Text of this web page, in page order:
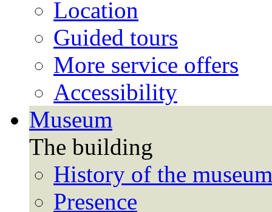
Location
Guided tours
More service offers
Accessibility
Museum
The building
History of the museum
Presence